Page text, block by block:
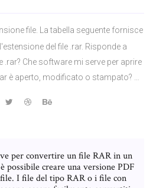
file. La tabella seguente fornisce
del file .rar. Risponde a
.rar? Che software mi serve per aprire
è aperto, modificato o stampato? …
per convertire un file RAR in un
possibile creare una versione PDF
I file del tipo RAR o i file con